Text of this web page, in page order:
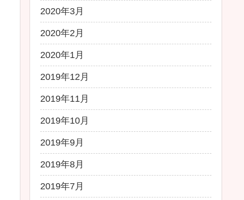
2020年3月
2020年2月
2020年1月
2019年12月
2019年11月
2019年10月
2019年9月
2019年8月
2019年7月